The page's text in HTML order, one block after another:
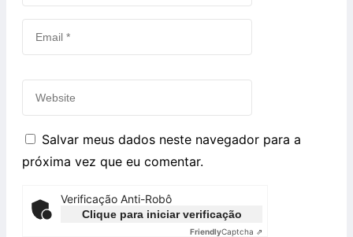
Salvar meus dados neste navegador para a
próxima vez que eu comentar.
Verificação Anti-Robô
Clique para iniciar verificação
FriendlyCaptcha ⇗